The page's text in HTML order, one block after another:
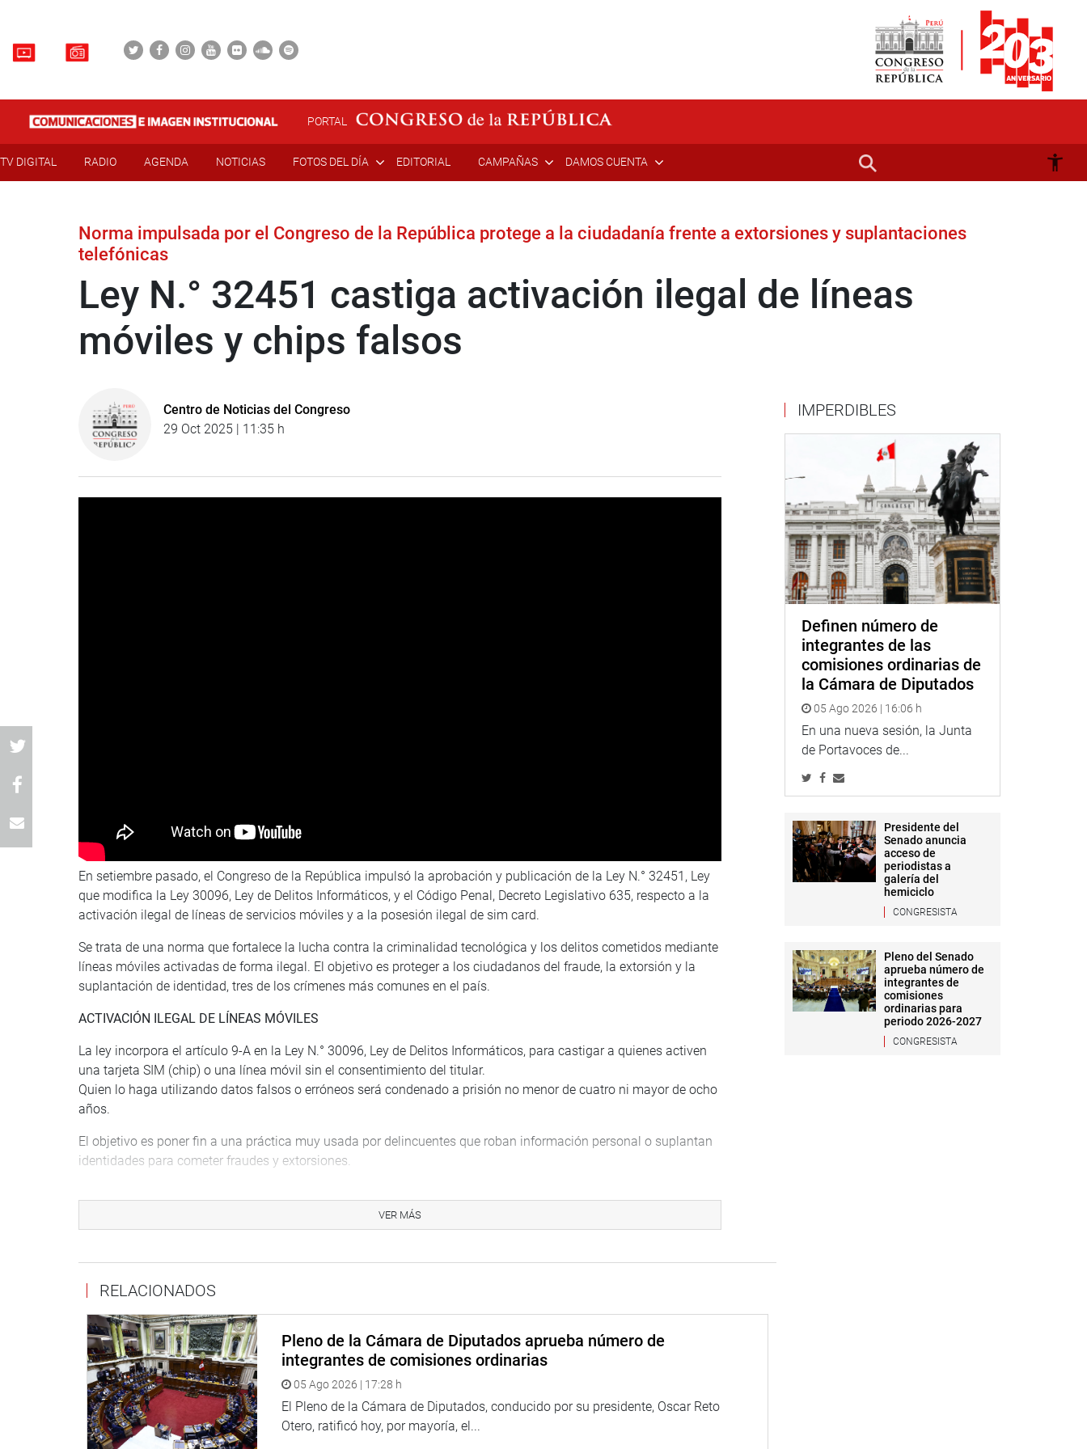
PORTAL
TV DIGITAL RADIO AGENDA NOTICIAS FOTOS DEL DÍA EDITORIAL CAMPAÑAS DAMOS CUENTA
Norma impulsada por el Congreso de la República protege a la ciudadanía frente a extorsiones y suplantaciones
telefónicas
Ley N.° 32451 castiga activación ilegal de líneas
móviles y chips falsos
Centro de Noticias del Congreso
29 Oct 2025 | 11:35 h
En setiembre pasado, el Congreso de la República impulsó la aprobación y publicación de la Ley N.° 32451, Ley
que modifica la Ley 30096, Ley de Delitos Informáticos, y el Código Penal, Decreto Legislativo 635, respecto a la
activación ilegal de líneas de servicios móviles y a la posesión ilegal de sim card.
Se trata de una norma que fortalece la lucha contra la criminalidad tecnológica y los delitos cometidos mediante
líneas móviles activadas de forma ilegal. El objetivo es proteger a los ciudadanos del fraude, la extorsión y la
suplantación de identidad, tres de los crímenes más comunes en el país.
ACTIVACIÓN ILEGAL DE LÍNEAS MÓVILES
La ley incorpora el artículo 9-A en la Ley N.° 30096, Ley de Delitos Informáticos, para castigar a quienes activen
una tarjeta SIM (chip) o una línea móvil sin el consentimiento del titular.
Quien lo haga utilizando datos falsos o erróneos será condenado a prisión no menor de cuatro ni mayor de ocho
años.
El objetivo es poner fin a una práctica muy usada por delincuentes que roban información personal o suplantan
identidades para cometer fraudes y extorsiones.
El artículo 222-B del Código Penal, Decreto Legislativo 635, fue modificado para castigar la posesión, venta o
Si una persona vende o facilita la adquisición de estos chips, puede recibir una pena de entre cinco y nueve años
de cárcel.
Si solo posee o compra una SIM ilegal, la pena será de cuatro a ocho años.
Esta medida busca desmantelar las redes criminales que venden “chips fantasmas” usados por bandas
dedicadas a estafas telefónicas.
VENTA AMBULATORIA DE SERVICIOS MÓVILES
También agrega el artículo 272-B al Código Penal, Decreto Legislativo 635, que prohíbe la comercialización
VER MÁS
RELACIONADOS
Pleno de la Cámara de Diputados aprueba número de
integrantes de comisiones ordinarias
05 Ago 2026 | 17:28 h
El Pleno de la Cámara de Diputados, conducido por su presidente, Oscar Reto
Otero, ratificó hoy, por mayoría, el...
IMPERDIBLES
Definen número de
integrantes de las
comisiones ordinarias de
la Cámara de Diputados
05 Ago 2026 | 16:06 h
En una nueva sesión, la Junta
de Portavoces de...
Presidente del
Senado anuncia
acceso de
periodistas a
galería del
hemiciclo
CONGRESISTA
Pleno del Senado
aprueba número de
integrantes de
comisiones
ordinarias para
periodo 2026-2027
CONGRESISTA